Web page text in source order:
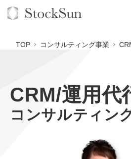
オーダーメイド支援
TOP
BPO支援
定額制営業代行『カリトルくん』
格安でAI導入支援『あいのりAI』
TOP コンサルティング事業
CRM/運用代
コンサルティン